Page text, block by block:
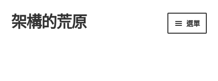
跳
至
跳
至
架構的荒原 選單